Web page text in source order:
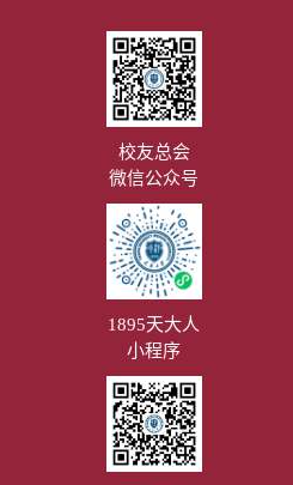
校友总会
微信公众号
1895天大人
小程序